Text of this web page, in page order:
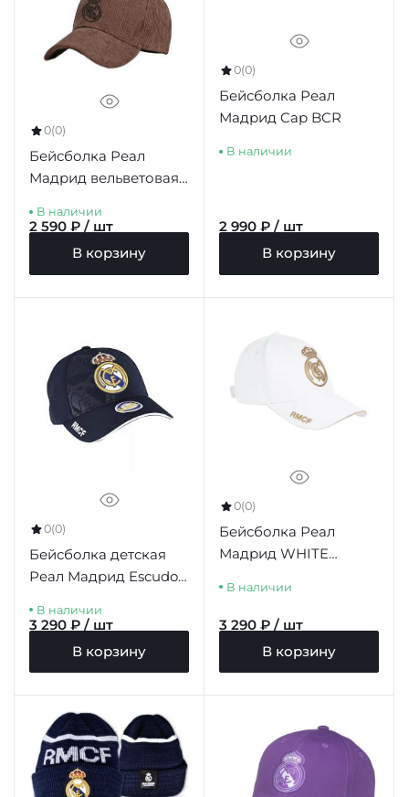
0(0)
Бейсболка Реал
Мадрид вельветовая
В наличии
2 590 ₽ / шт
В корзину
0(0)
Бейсболка Реал
Мадрид Cap BCR
В наличии
2 990 ₽ / шт
В корзину
0(0)
Бейсболка детская
Реал Мадрид Escudo
В наличии
3 290 ₽ / шт
В корзину
0(0)
Бейсболка Реал
Мадрид WHITE
ADULTO
В наличии
3 290 ₽ / шт
В корзину